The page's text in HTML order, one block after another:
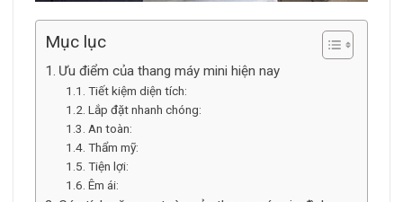
Mục lục
Ưu điểm của thang máy mini hiện nay
Tiết kiệm diện tích:
Lắp đặt nhanh chóng:
An toàn:
Thẩm mỹ:
Tiện lợi:
Êm ái: